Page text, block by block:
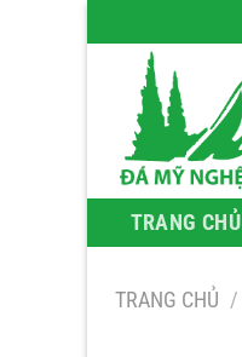
qua
TRANG CHỦ
TRANG CHỦ /